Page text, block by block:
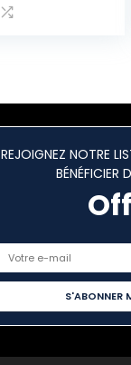
REJOIGNEZ NOTRE
BÉNÉFICIER